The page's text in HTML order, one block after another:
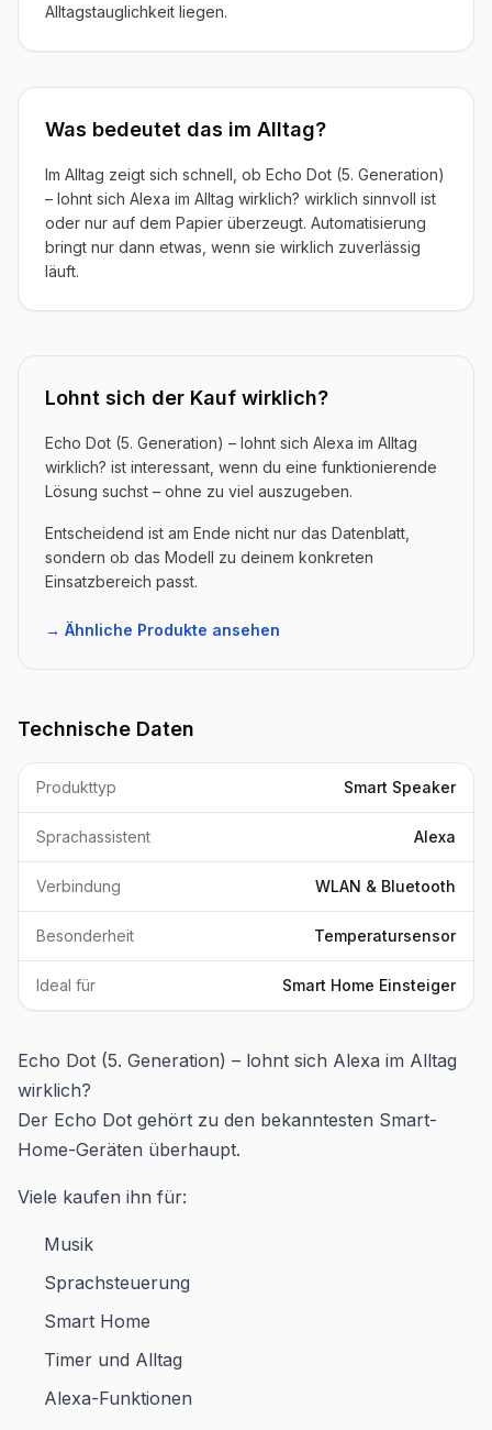
Alltagstauglichkeit liegen.
Was bedeutet das im Alltag?
Im Alltag zeigt sich schnell, ob Echo Dot (5. Generation)
– lohnt sich Alexa im Alltag wirklich? wirklich sinnvoll ist
oder nur auf dem Papier überzeugt. Automatisierung
bringt nur dann etwas, wenn sie wirklich zuverlässig
läuft.
Lohnt sich der Kauf wirklich?
Echo Dot (5. Generation) – lohnt sich Alexa im Alltag
wirklich? ist interessant, wenn du eine funktionierende
Lösung suchst – ohne zu viel auszugeben.
Entscheidend ist am Ende nicht nur das Datenblatt,
sondern ob das Modell zu deinem konkreten
Einsatzbereich passt.
→ Ähnliche Produkte ansehen
Technische Daten
Produkttyp Smart Speaker
Sprachassistent Alexa
Verbindung WLAN & Bluetooth
Besonderheit Temperatursensor
Ideal für Smart Home Einsteiger
Echo Dot (5. Generation) – lohnt sich Alexa im Alltag
wirklich?
Der Echo Dot gehört zu den bekanntesten Smart-
Home-Geräten überhaupt.
Viele kaufen ihn für:
Musik
Sprachsteuerung
Smart Home
Timer und Alltag
Alexa-Funktionen